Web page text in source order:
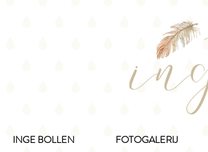
INGE BOLLEN FOTOGALERIJ